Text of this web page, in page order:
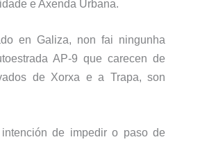
e Axenda Urbana.
en Galiza, non fai ningunha
AP-9 que carecen de
de Xorxa e a Trapa, son
de impedir o paso de